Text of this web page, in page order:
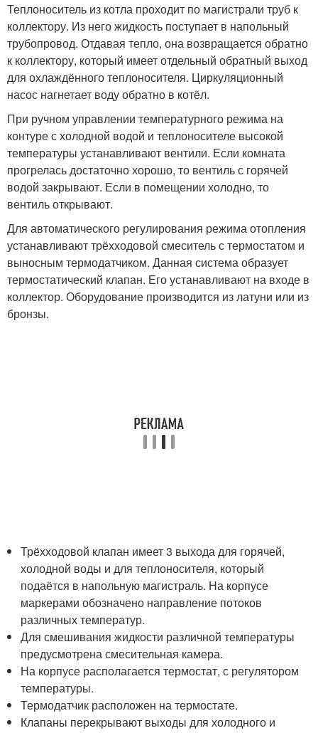
Теплоноситель из котла проходит по магистрали труб к
коллектору. Из него жидкость поступает в напольный
трубопровод. Отдавая тепло, она возвращается обратно
к коллектору, который имеет отдельный обратный выход
для охлаждённого теплоносителя. Циркуляционный
насос нагнетает воду обратно в котёл.
При ручном управлении температурного режима на
контуре с холодной водой и теплоносителе высокой
температуры устанавливают вентили. Если комната
прогрелась достаточно хорошо, то вентиль с горячей
водой закрывают. Если в помещении холодно, то
вентиль открывают.
Для автоматического регулирования режима отопления
устанавливают трёхходовой смеситель с термостатом и
выносным термодатчиком. Данная система образует
термостатический клапан. Его устанавливают на входе в
коллектор. Оборудование производится из латуни или из
бронзы.
Трёхходовой клапан имеет 3 выхода для горячей,
холодной воды и для теплоносителя, который
подаётся в напольную магистраль. На корпусе
маркерами обозначено направление потоков
различных температур.
Для смешивания жидкости различной температуры
предусмотрена смесительная камера.
На корпусе располагается термостат, с регулятором
температуры.
Термодатчик расположен на термостате.
Клапаны перекрывают выходы для холодного и